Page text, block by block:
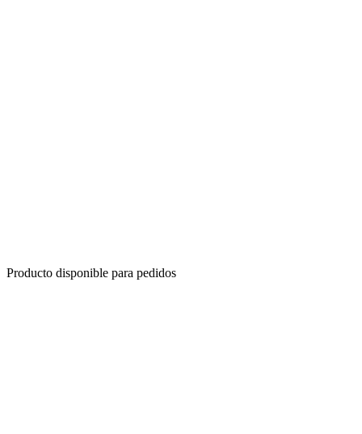
Producto disponible para pedidos